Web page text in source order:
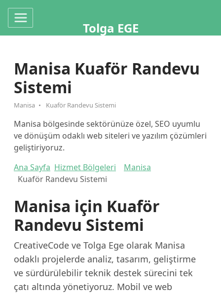
Tolga EGE
Manisa Kuaför Randevu
Sistemi
Manisa Kuaför Randevu Sistemi
Manisa bölgesinde sektörünüze özel, SEO uyumlu
ve dönüşüm odaklı web siteleri ve yazılım çözümleri
geliştiriyoruz.
Ana Sayfa Hizmet Bölgeleri
Manisa
Kuaför Randevu Sistemi
Manisa için Kuaför
Randevu Sistemi
CreativeCode ve Tolga Ege olarak Manisa
odaklı projelerde analiz, tasarım, geliştirme
ve sürdürülebilir teknik destek sürecini tek
çatı altında yönetiyoruz. Mobil ve web